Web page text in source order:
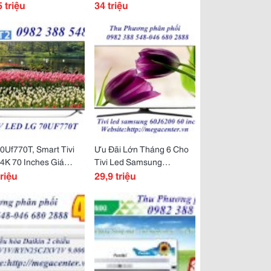
Mỏng Nhất Thế
triệu
S700Pgv2Gbk Giá Chỉ
34 triệu
Smart Tivi
70 Inches Giá
Phối Tại Kho Rẻ
Ưu Đãi Lớn Tháng 6 Cho
Tivi Led Samsung
60J6200 Smart Tv.
29,9 triệu